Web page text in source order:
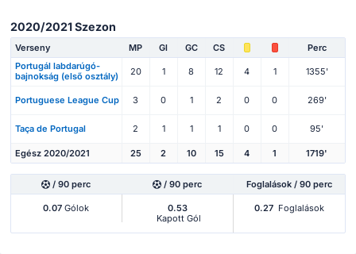
2020/2021 Szezon
Verseny MP Gl GC CS
Perc
Portugál labdarúgó-
bajnokság (első osztály)
20 1 8 12 4 1 1355'
Portuguese League Cup 3 0 1 2 0 0 269'
Taça de Portugal 2 1 1 1 0 0 95'
Egész 2020/2021 25 2 10 15 4 1 1719'
/ 90 perc / 90 perc Foglalások / 90 perc
0.07 Gólok
0.53
Kapott Gól
0.27 Foglalások